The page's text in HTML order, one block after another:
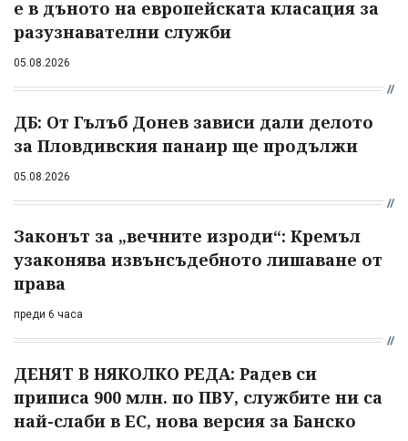
е в дъното на европейската класация за
разузнавателни служби
05.08.2026
ДБ: От Гълъб Донев зависи дали делото
за Пловдивския панаир ще продължи
05.08.2026
Законът за „вечните изроди“: Кремъл
узаконява извънсъдебното лишаване от
права
преди 6 часа
ДЕНЯТ В НЯКОЛКО РЕДА: Радев си
приписа 900 млн. по ПВУ, службите ни са
най-слаби в ЕС, нова версия за Банско